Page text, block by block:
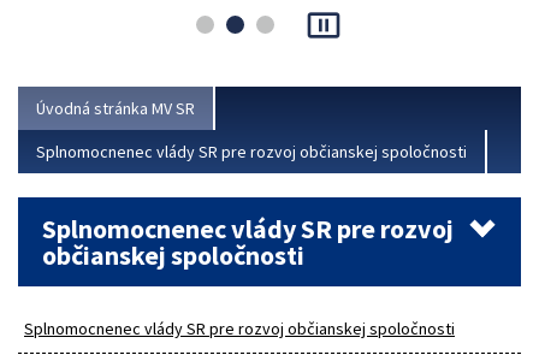
fakturácia preto nepredstavuje...
pause_presentation
Úvodná stránka MV SR
Splnomocnenec vlády SR pre rozvoj občianskej spoločnosti
Splnomocnenec vlády SR pre rozvoj
občianskej spoločnosti
Splnomocnenec vlády SR pre rozvoj občianskej spoločnosti